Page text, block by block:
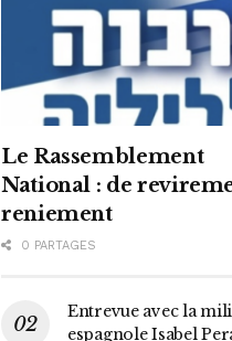
Le Rassemblement
National : de
reniement
0 PARTAGES
Entrevue avec la
espagnole Isabel